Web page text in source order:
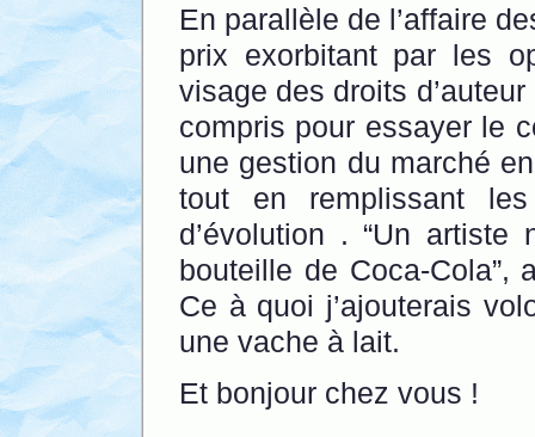
En parallèle de l’affaire
prix exorbitant par les
visage des droits
compris pour essayer le
une gestion du marché
tout en remplissant
d’évolution . “Un artiste
bouteille de Coca-Cola”,
Ce à quoi j’ajouterais
une vache à lait.
Et bonjour chez vous !